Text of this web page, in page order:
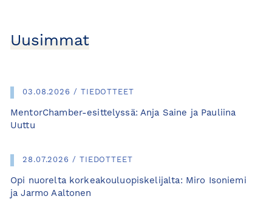
Uusimmat
03.08.2026 / TIEDOTTEET
MentorChamber-esittelyssä: Anja Saine ja Pauliina
Uuttu
28.07.2026 / TIEDOTTEET
Opi nuorelta korkeakouluopiskelijalta: Miro Isoniemi
ja Jarmo Aaltonen